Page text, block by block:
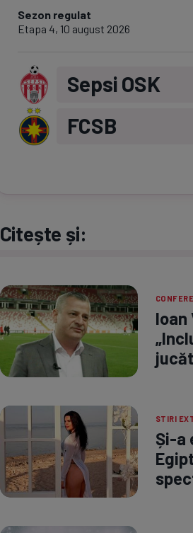
Sezon regulat
Etapa 4, 10 august 2026
Sepsi OSK
FCSB
Citește și:
Ioan
STIRI
Și-a